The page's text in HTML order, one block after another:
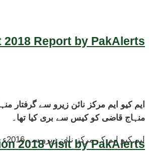
Report by PakAlerts
2018 Visit by PakAlerts
منہاج قاضی کو کیس سے بری کیا تھا۔
ایم کیو ایم کے مرکز نائن زیرو سے 2016ء میں گرفتار منہاج قاضی کو رہا کردیا گیا، وہ شاہد حامد قتل کیس میں جیل میں تھا۔